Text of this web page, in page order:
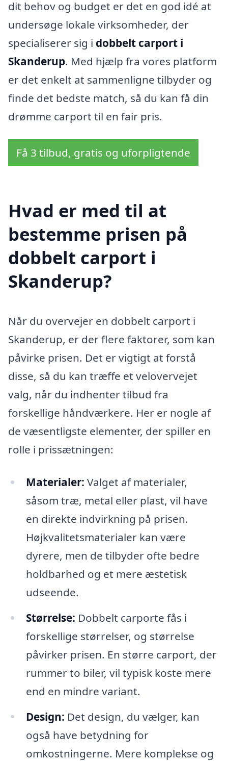
dit behov og budget er det en god idé at
undersøge lokale virksomheder, der
specialiserer sig i dobbelt carport i
Skanderup. Med hjælp fra vores platform
er det enkelt at sammenligne tilbyder og
finde det bedste match, så du kan få din
drømme carport til en fair pris.
Få 3 tilbud, gratis og uforpligtende
Hvad er med til at
bestemme prisen på
dobbelt carport i
Skanderup?
Når du overvejer en dobbelt carport i
Skanderup, er der flere faktorer, som kan
påvirke prisen. Det er vigtigt at forstå
disse, så du kan træffe et velovervejet
valg, når du indhenter tilbud fra
forskellige håndværkere. Her er nogle af
de væsentligste elementer, der spiller en
rolle i prissætningen:
Materialer: Valget af materialer,
såsom træ, metal eller plast, vil have
en direkte indvirkning på prisen.
Højkvalitetsmaterialer kan være
dyrere, men de tilbyder ofte bedre
holdbarhed og et mere æstetisk
udseende.
Størrelse: Dobbelt carporte fås i
forskellige størrelser, og størrelse
påvirker prisen. En større carport, der
rummer to biler, vil typisk koste mere
end en mindre variant.
Design: Det design, du vælger, kan
også have betydning for
omkostningerne. Mere komplekse og